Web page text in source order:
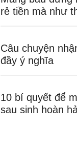
rẻ tiền mà như
Câu chuyện
đầy ý nghĩa
10 bí quyết để
sau sinh hoàn